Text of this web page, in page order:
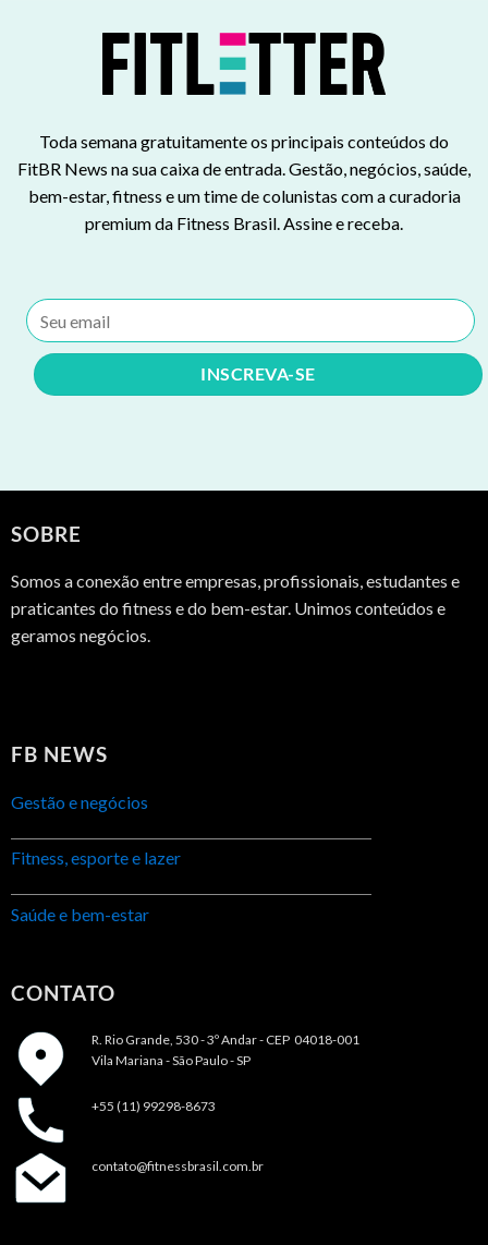
Toda semana gratuitamente os principais conteúdos do
FitBR News na sua caixa de entrada. Gestão, negócios, saúde,
bem-estar, fitness e um time de colunistas com a curadoria
premium da Fitness Brasil. Assine e receba.
SOBRE
Somos a conexão entre empresas, profissionais, estudantes e
praticantes do fitness e do bem-estar. Unimos conteúdos e
geramos negócios.
FB NEWS
Gestão e negócios
Fitness, esporte e lazer
Saúde e bem-estar
CONTATO
R. Rio Grande, 530 - 3º Andar - CEP 04018-001
Vila Mariana - São Paulo - SP
+55 (11) 99298-8673
contato@fitnessbrasil.com.br